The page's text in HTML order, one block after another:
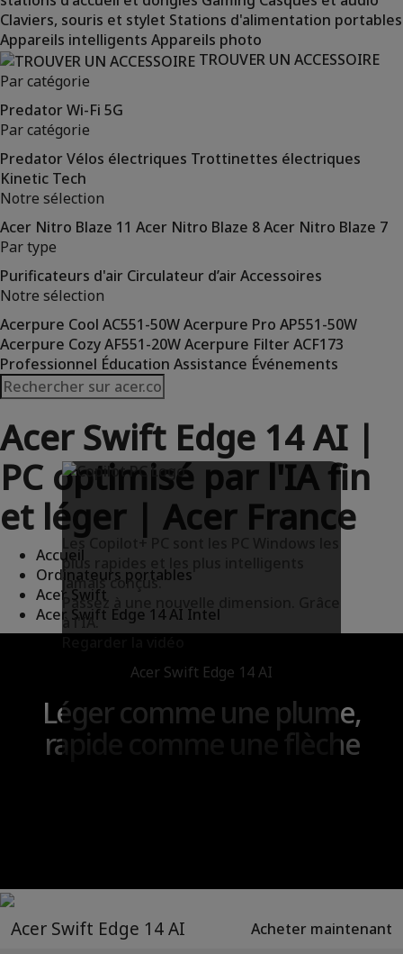
Claviers, souris et stylet Stations d'alimentation portables
Appareils intelligents Appareils photo
TROUVER UN ACCESSOIRE
Par catégorie
Predator Wi-Fi 5G
Par catégorie
Predator Vélos électriques Trottinettes électriques
Kinetic Tech
Notre sélection
Acer Nitro Blaze 11 Acer Nitro Blaze 8Acer Nitro Blaze 7
Par type
Purificateurs d'air Circulateur d’air Accessoires
Notre sélection
Acerpure Cool AC551-50WAcerpure Pro AP551-50W
Acerpure Cozy AF551-20WAcerpure Filter ACF173
Professionnel Éducation Assistance Événements
Acer Swift Edge 14 AI |
PC optimisé par l'IA fin
et léger | Acer France
Accueil
Ordinateurs portables
Acer Swift
Acer Swift Edge 14 AI Intel
Acer Swift Edge 14 AI
Léger comme une plume,
rapide comme une flèche
Les Copilot+ PC sont les PC Windows les
plus rapides et les plus intelligents
jamais conçus.
Passez à une nouvelle dimension. Grâce
à l'IA.
Acer Swift Edge 14 AI Acheter maintenant